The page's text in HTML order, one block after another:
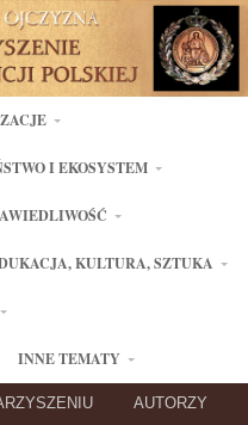
I EKOSYSTEM
KULTURA, SZTUKA
INNE TEMATY
AUTORZY